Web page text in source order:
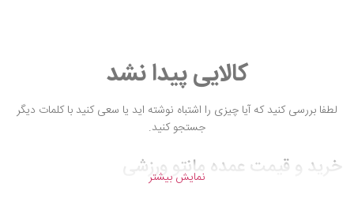
کالایی پیدا نشد
لطفا بررسی کنید که آیا چیزی را اشتباه نوشته اید یا سعی کنید با کلمات دیگر
جستجو کنید.
خرید و قیمت عمده مانتو ورزشی
نمایش بیشتر